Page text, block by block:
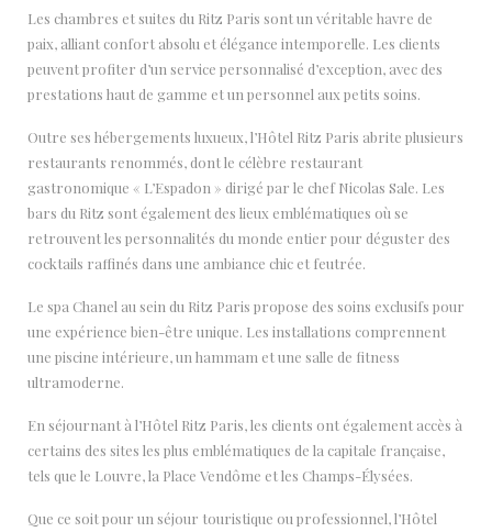
Les chambres et suites du Ritz Paris sont un véritable havre de
paix, alliant confort absolu et élégance intemporelle. Les clients
peuvent profiter d’un service personnalisé d’exception, avec des
prestations haut de gamme et un personnel aux petits soins.
Outre ses hébergements luxueux, l’Hôtel Ritz Paris abrite plusieurs
restaurants renommés, dont le célèbre restaurant
gastronomique « L’Espadon » dirigé par le chef Nicolas Sale. Les
bars du Ritz sont également des lieux emblématiques où se
retrouvent les personnalités du monde entier pour déguster des
cocktails raffinés dans une ambiance chic et feutrée.
Le spa Chanel au sein du Ritz Paris propose des soins exclusifs pour
une expérience bien-être unique. Les installations comprennent
une piscine intérieure, un hammam et une salle de fitness
ultramoderne.
En séjournant à l’Hôtel Ritz Paris, les clients ont également accès à
certains des sites les plus emblématiques de la capitale française,
tels que le Louvre, la Place Vendôme et les Champs-Élysées.
Que ce soit pour un séjour touristique ou professionnel, l’Hôtel